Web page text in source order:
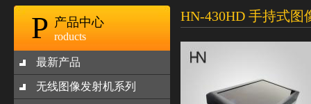
P 产品中心
roducts
最新产品
无线图像发射机系列
HN-430HD 手持式图